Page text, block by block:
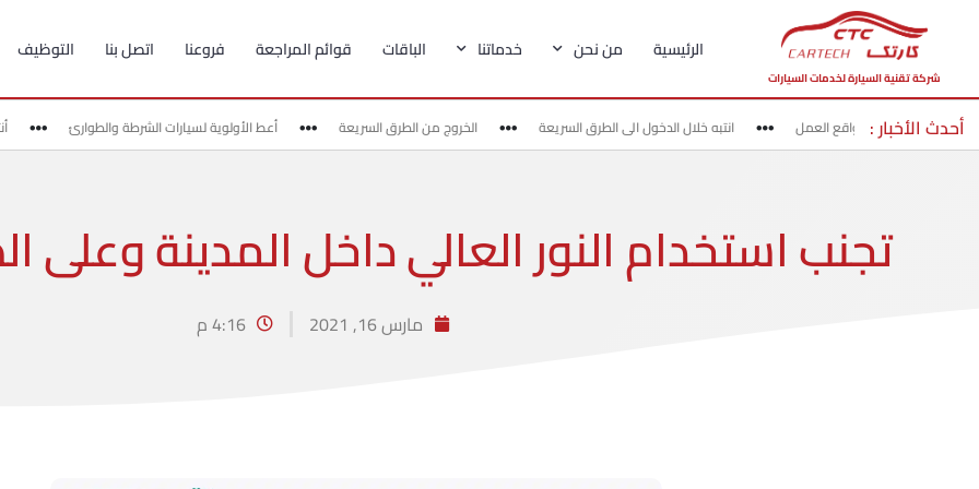
شركة تقنية السيارة لخدمات السيارات
الرئيسية من نحن خدماتنا الباقات قوائم المراجعة فروعنا اتصل بنا التوظيف
أحدث الأخبار :
بحذر في مناطق مواقع العمل انتبه خلال الدخول الى الطرق السريعة الخروج من الطرق السريعة أعط الأولوية لسيارات الشرطة والطوارئ
تجنب استخدام النور العالي داخل المدينة وعلى
مارس 16, 2021 4:16 م